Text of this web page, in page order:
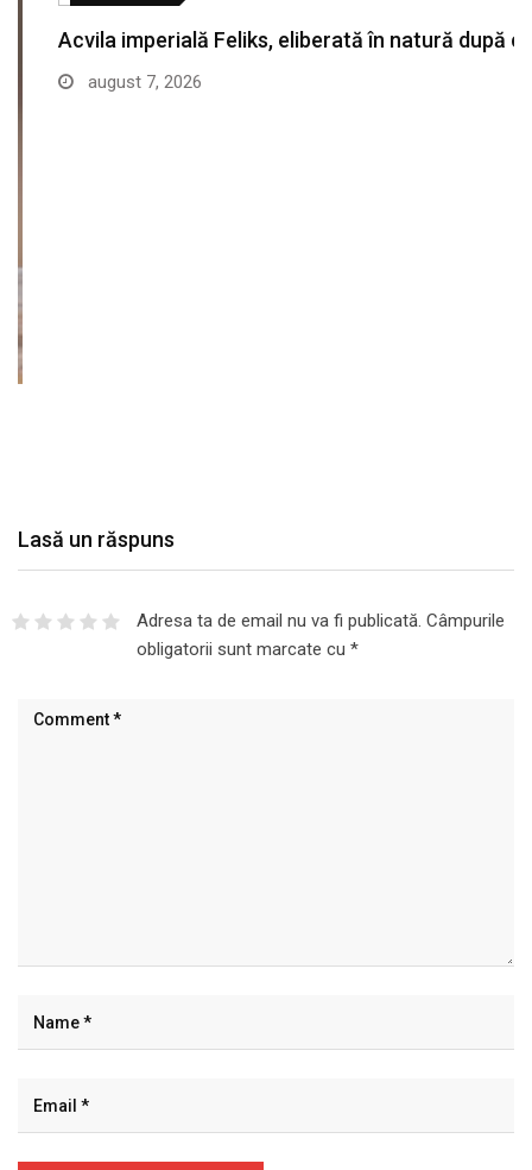
Acvila imperială Feliks, eliberată în natură după ce…
august 7, 2026
Lasă un răspuns
Adresa ta de email nu va fi publicată. Câmpurile
obligatorii sunt marcate cu *